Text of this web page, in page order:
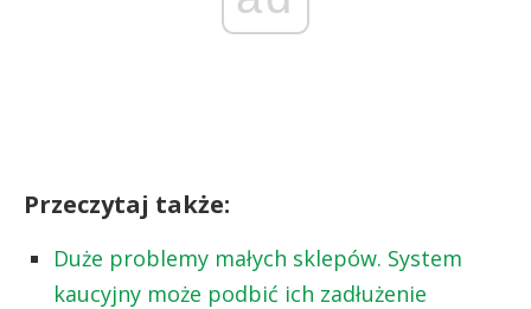
Przeczytaj także:
Duże problemy małych sklepów. System
kaucyjny może podbić ich zadłużenie